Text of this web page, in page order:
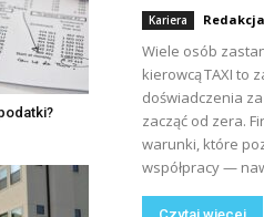
Kariera
Wiele osób
kierowcą TAXI to
doświadczenia
zacząć od zera.
warunki, które
współpracy —